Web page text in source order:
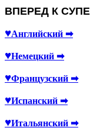
ВПЕРЕД К
♥Английский ➡
♥Немецкий ➡
♥Французский ➡
♥Испанский ➡
♥Итальянский ➡